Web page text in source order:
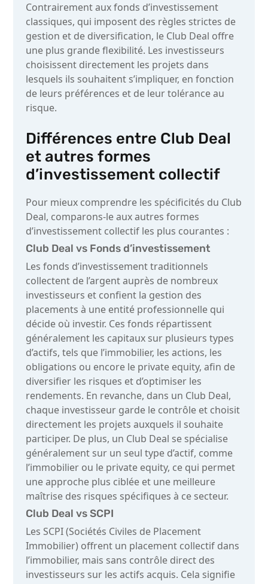
Contrairement aux fonds d’investissement
classiques, qui imposent des règles strictes de
gestion et de diversification, le Club Deal offre
une plus grande flexibilité. Les investisseurs
choisissent directement les projets dans
lesquels ils souhaitent s’impliquer, en fonction
de leurs préférences et de leur tolérance au
risque.
Différences entre Club Deal
et autres formes
d’investissement collectif
Pour mieux comprendre les spécificités du Club
Deal, comparons-le aux autres formes
d’investissement collectif les plus courantes :
Club Deal vs Fonds d’investissement
Les fonds d’investissement traditionnels
collectent de l’argent auprès de nombreux
investisseurs et confient la gestion des
placements à une entité professionnelle qui
décide où investir. Ces fonds répartissent
généralement les capitaux sur plusieurs types
d’actifs, tels que l’immobilier, les actions, les
obligations ou encore le private equity, afin de
diversifier les risques et d’optimiser les
rendements. En revanche, dans un Club Deal,
chaque investisseur garde le contrôle et choisit
directement les projets auxquels il souhaite
participer. De plus, un Club Deal se spécialise
généralement sur un seul type d’actif, comme
l’immobilier ou le private equity, ce qui permet
une approche plus ciblée et une meilleure
maîtrise des risques spécifiques à ce secteur.
Club Deal vs SCPI
Les SCPI (Sociétés Civiles de Placement
Immobilier) offrent un placement collectif dans
l’immobilier, mais sans contrôle direct des
investisseurs sur les actifs acquis. Cela signifie